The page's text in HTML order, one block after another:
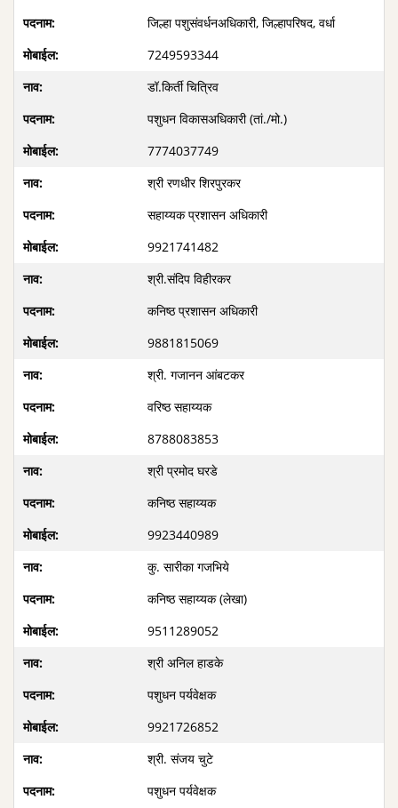
जिल्हा पशुसंवर्धनअधिकारी, जिल्हापरिषद, वर्धा
7249593344
डॉ.किर्ती चित्रिव
पशुधन विकासअधिकारी (तां./मो.)
7774037749
श्री रणधीर शिरपुरकर
सहाय्यक प्रशासन अधिकारी
9921741482
श्री.संदिप विहीरकर
कनिष्ठ प्रशासन अधिकारी
9881815069
श्री. गजानन आंबटकर
वरिष्ठ सहाय्यक
8788083853
श्री प्रमोद घरडे
कनिष्ठ सहाय्यक
9923440989
कु. सारीका गजभिये
कनिष्ठ सहाय्यक (लेखा)
9511289052
श्री अनिल हाडके
पशुधन पर्यवेक्षक
9921726852
श्री. संजय चुटे
पशुधन पर्यवेक्षक